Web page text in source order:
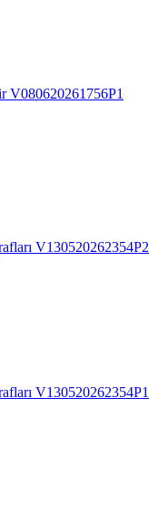
V080620261756P1
V130520262354P2
V130520262354P1